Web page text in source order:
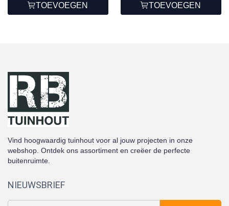
TOEVOEGEN TOEVOEGEN
Vind hoogwaardig tuinhout voor al jouw projecten in onze
webshop. Ontdek ons assortiment en creëer de perfecte
buitenruimte.
NIEUWSBRIEF